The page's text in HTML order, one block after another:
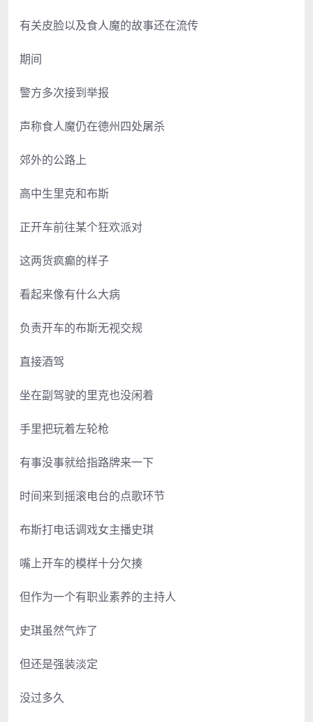
有关皮脸以及食人魔的故事还在流传
期间
警方多次接到举报
声称食人魔仍在德州四处屠杀
郊外的公路上
高中生里克和布斯
正开车前往某个狂欢派对
这两货疯癫的样子
看起来像有什么大病
负责开车的布斯无视交规
直接酒驾
坐在副驾驶的里克也没闲着
手里把玩着左轮枪
有事没事就给指路牌来一下
时间来到摇滚电台的点歌环节
布斯打电话调戏女主播史琪
嘴上开车的模样十分欠揍
但作为一个有职业素养的主持人
史琪虽然气炸了
但还是强装淡定
没过多久